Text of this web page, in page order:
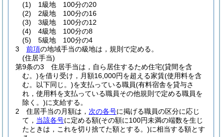
(1)
1級地 100分の20
(2)
2級地 100分の16
(3)
3級地 100分の12
(4)
4級地 100分の8
(5)
5級地 100分の4
3
前項の地域手当の級地は，規則で定める。
(住居手当)
第9条の3
住居手当は，自ら居住するため住宅(貸間を含
む。)を借り受け，月額16,000円を超える家賃(使用料を含
む。以下同じ。)を支払っている職員(有料宿舎を貸与さ
れ，使用料を支払っている職員その他規則で定める職員を
除く。)に支給する。
2
住居手当の月額は， 次の各号に掲げる職員の区分に応じ
て， 当該各号に定める額(その額に100円未満の端数を生じ
たときは，これを切り捨てた額とする。)に相当する額とす